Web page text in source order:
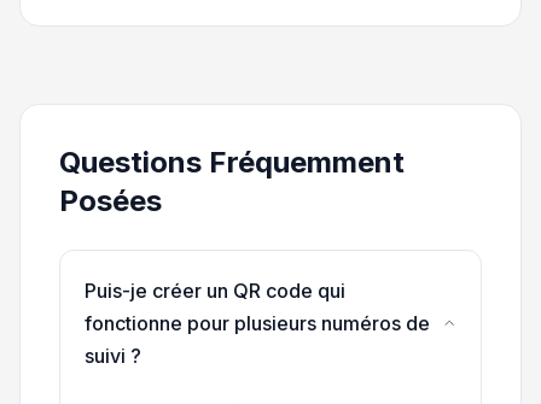
Questions Fréquemment
Posées
Puis-je créer un QR code qui
fonctionne pour plusieurs numéros de
suivi ?